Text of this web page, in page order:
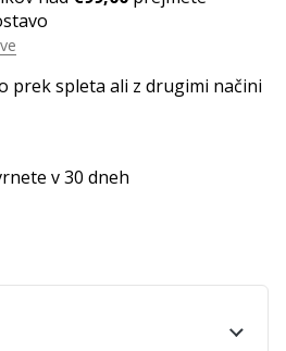
prek spleta ali z drugimi načini
v 30 dneh